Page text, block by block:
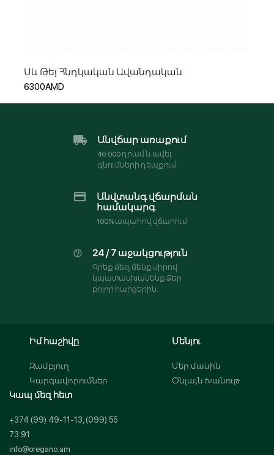
Սև Թեյ Հնդկական Ավանդական
6300AMD
Անվճար առաքում
40․000 դրամ և ավել
գնումների դեպքում
Անվտանգ վճարման
համակարգ
100% ապահով վճարում
24 / 7 աջակցություն
Գրեք մեզ, մենք սիրով
կպատասխանենք Ձեր
բոլոր հարցերին:
Իմ հաշիվը
Զամբյուղ
Կարգավորումներ
Մենյու
Մեր մասին
Օնլայն Խանութ
Կապ մեզ հետ
+374 (99) 49-11-13, (099) 55
73 91
info@oregano.am